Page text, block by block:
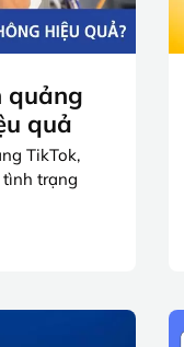
quảng
quả
TikTok,
trạng